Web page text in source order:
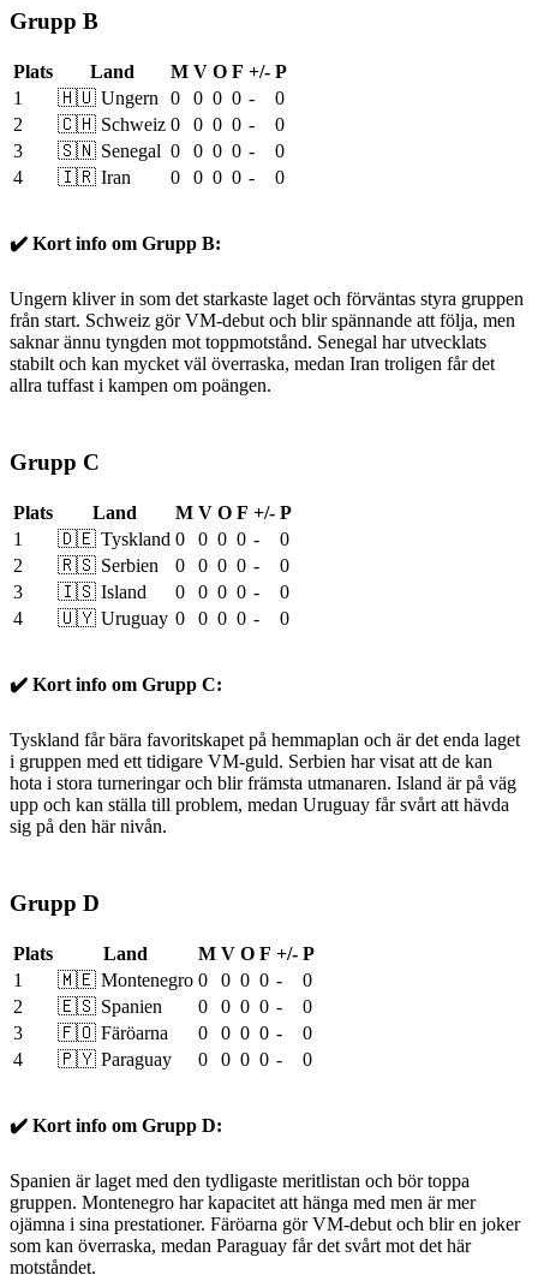
Grupp B
Plats Land M V O F +/- P
1
🇭🇺 Ungern 0 0 0 0 -
0
2
🇨🇭 Schweiz 0 0 0 0 -
0
3
🇸🇳 Senegal 0 0 0 0 -
0
4
🇮🇷 Iran 0 0 0 0 - 0
✔️ Kort info om Grupp B:
Ungern kliver in som det starkaste laget och förväntas styra gruppen
från start. Schweiz gör VM-debut och blir spännande att följa, men
saknar ännu tyngden mot toppmotstånd. Senegal har utvecklats
stabilt och kan mycket väl överraska, medan Iran troligen får det
allra tuffast i kampen om poängen.
Grupp C
Plats Land M V O F +/- P
1
🇩🇪 Tyskland 0 0 0 0 -
0
2
🇷🇸 Serbien 0 0 0 0 -
0
3
🇮🇸 Island 0 0 0 0 -
0
4
🇺🇾 Uruguay 0 0 0 0 - 0
✔️ Kort info om Grupp C:
Tyskland får bära favoritskapet på hemmaplan och är det enda laget
i gruppen med ett tidigare VM-guld. Serbien har visat att de kan
hota i stora turneringar och blir främsta utmanaren. Island är på väg
upp och kan ställa till problem, medan Uruguay får svårt att hävda
sig på den här nivån.
Grupp D
Plats Land M V O F +/- P
1
🇲🇪 Montenegro 0 0 0 0 -
0
2
🇪🇸 Spanien 0 0 0 0 -
0
3
🇫🇴 Färöarna 0 0 0 0 -
0
4
🇵🇾 Paraguay 0 0 0 0 - 0
✔️ Kort info om Grupp D:
Spanien är laget med den tydligaste meritlistan och bör toppa
gruppen. Montenegro har kapacitet att hänga med men är mer
ojämna i sina prestationer. Färöarna gör VM-debut och blir en joker
som kan överraska, medan Paraguay får det svårt mot det här
motståndet.